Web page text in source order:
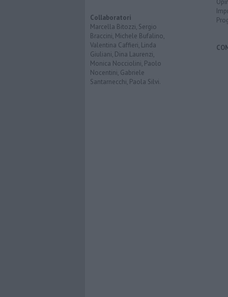
Collaboratori
Marcella Bitozzi, Sergio
Braccini, Michele Bufalino,
Valentina Caffieri, Linda
Giuliani, Dina Laurenzi,
Monica Nocciolini, Paolo
Nocentini, Gabriele
Santarnecchi, Paola Silvi.